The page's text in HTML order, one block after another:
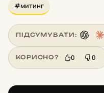
#митинг
ПІДСУМУВАТИ:
КОРИСНО? 0 0